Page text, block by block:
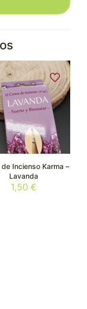
Incienso Karma –
Lavanda
1,50 €